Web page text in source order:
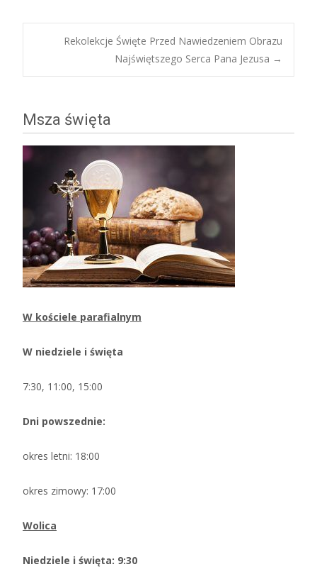
Post
Rekolekcje Święte Przed Nawiedzeniem Obrazu
Najświętszego Serca Pana Jezusa →
Msza święta
W kościele parafialnym
W niedziele i święta
7:30, 11:00, 15:00
Dni powszednie:
okres letni: 18:00
okres zimowy: 17:00
Wolica
Niedziele i święta: 9:30